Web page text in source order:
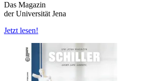
Das Magazin
der Universität Jena
Jetzt lesen!